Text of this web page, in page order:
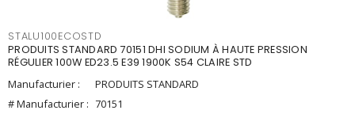
STALU100ECOSTD
PRODUITS STANDARD 70151 DHI SODIUM À HAUTE PRESSION
RÉGULIER 100W ED23.5 E39 1900K S54 CLAIRE STD
Manufacturier :
PRODUITS STANDARD
# Manufacturier : 70151